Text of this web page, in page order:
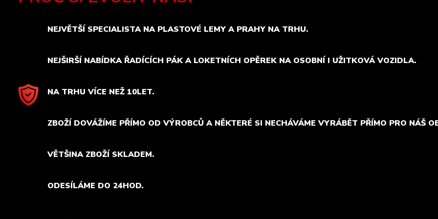
NEJVĚTŠÍ SPECIALISTA NA PLASTOVÉ LEMY A PRAHY NA TRHU.
NEJŠIRŠÍ NABÍDKA ŘADÍCÍCH PÁK A LOKETNÍCH OPĚREK NA OSOBNÍ I UŽITKOVÁ VOZIDLA.
NA TRHU VÍCE NEŽ 10LET.
ZBOŽÍ DOVÁŽÍME PŘÍMO OD VÝROBCŮ A NĚKTERÉ SI NECHÁVÁME VYRÁBĚT PŘÍMO PRO NÁŠ
VĚTŠINA ZBOŽÍ SKLADEM.
ODESÍLÁME DO 24HOD.